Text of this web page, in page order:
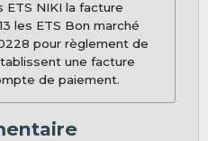
NIKI la facture
les ETS Bon marché
pour règlement de
une facture
de paiement.